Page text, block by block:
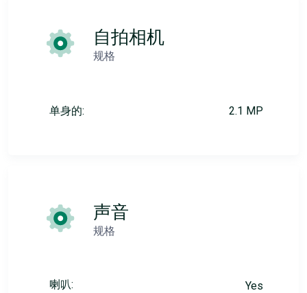
自拍相机
规格
单身的: 2.1 MP
声音
规格
喇叭: Yes